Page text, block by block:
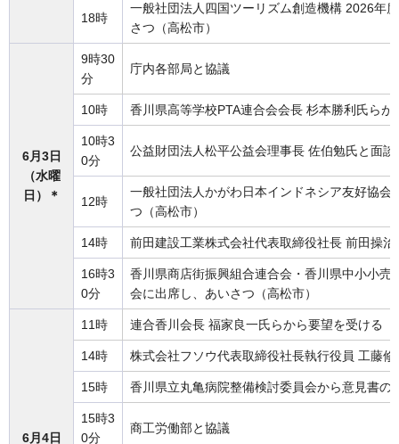
18時
一般社団法人四国ツーリズム創造機構 2026年
さつ（高松市）
6月3日
（水曜
日）＊
9時30
分
庁内各部局と協議
10時 香川県高等学校PTA連合会会長 杉本勝利氏らが
10時3
0分
公益財団法人松平公益会理事長 佐伯勉氏と面談
12時
一般社団法人かがわ日本インドネシア友好協会
つ（高松市）
14時 前田建設工業株式会社代表取締役社長 前田操
16時3
0分
香川県商店街振興組合連合会・香川県中小小売
会に出席し、あいさつ（高松市）
6月4日
11時 連合香川会長 福家良一氏らから要望を受ける
14時 株式会社フソウ代表取締役社長執行役員 工藤
15時 香川県立丸亀病院整備検討委員会から意見書の
15時3
0分
商工労働部と協議